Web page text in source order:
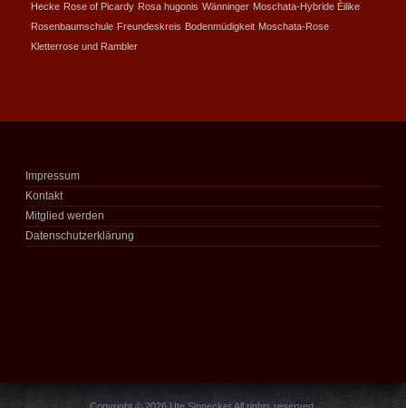
Hecke Rose of Picardy Rosa hugonis Wänninger Moschata-Hybride Èilike
Rosenbaumschule Freundeskreis Bodenmüdigkeit Moschata-Rose
Kletterrose und Rambler
Impressum
Kontakt
Mitglied werden
Datenschutzerklärung